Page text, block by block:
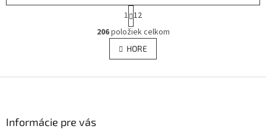
O
v
l
á
S
t
r
á
n
k
v
1 12
206položiek celkom
HORE
Informácie pre vás